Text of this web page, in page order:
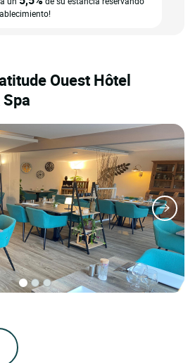
Ouest Hôtel